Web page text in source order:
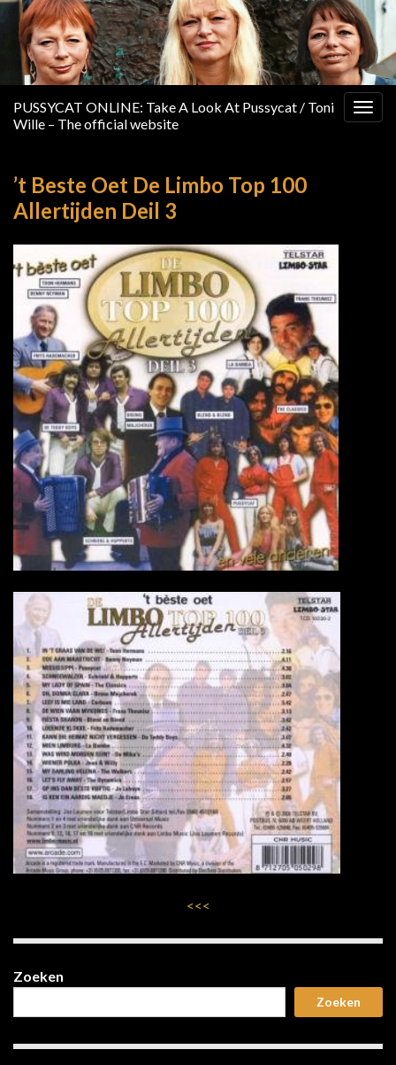
PUSSYCAT ONLINE: Take A Look At Pussycat / Toni
Wille – The official website
’t Beste Oet De Limbo Top 100
Allertijden Deil 3
<<<
Zoeken
Zoeken